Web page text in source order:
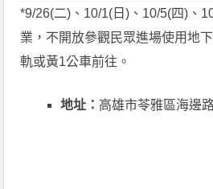
*9/26(二)、10/1(日)、10/5(四)、
業，不開放參觀民眾進場使用地
軌或黃1公車前往。
地址： 高雄市苓雅區海邊